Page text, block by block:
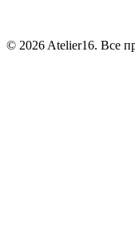
© 2026 Atelier16. Все